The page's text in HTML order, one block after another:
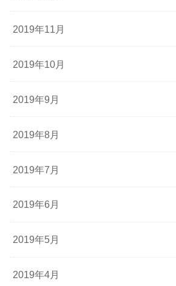
2019年11月
2019年10月
2019年9月
2019年8月
2019年7月
2019年6月
2019年5月
2019年4月